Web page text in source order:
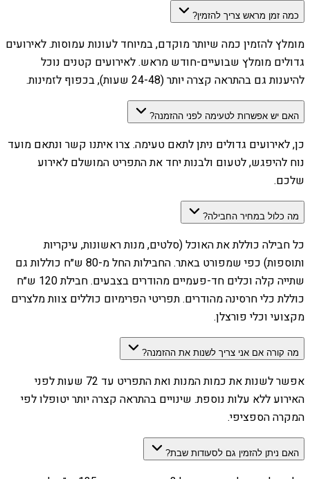
כמה זמן מראש צריך להזמין?
מומלץ להזמין כמה שיותר מוקדם, במיוחד לעונות עמוסות. לאירועים
גדולים מומלץ שבועיים-חודש מראש. לאירועים קטנים נוכל
להיענות גם בהתראה קצרה יותר (24-48 שעות), בכפוף לזמינות.
האם יש אפשרות לטעימה לפני ההזמנה?
כן, לאירועים גדולים ניתן לתאם טעימה. צרו איתנו קשר ונתאם מועד
נוח להיפגש, לטעום ולבנות יחד את התפריט המושלם לאירוע
שלכם.
מה כלול במחיר החבילה?
כל חבילה כוללת את האוכל (סלטים, מנות ראשונות, עיקריות
ותוספות) כפי שמפורט באתר. החבילות החל מ-80 ש״ח כוללות גם
שתייה קלה וכלים חד-פעמיים מהודרים בצבעים. חבילת 120 ש״ח
כוללת כלי חרסינה מהודרים. תפריטי הפרימיום כוללים צוות מלצרים
מקצועי וכלי פורצלן.
מה קורה אם אני צריך לשנות את ההזמנה?
אפשר לשנות את כמות המנות ואת התפריט עד 72 שעות לפני
האירוע ללא עלות נוספת. שינויים בהתראה קצרה יותר יטופלו לפי
המקרה הספציפי.
האם ניתן להזמין גם לסעודות שבת?